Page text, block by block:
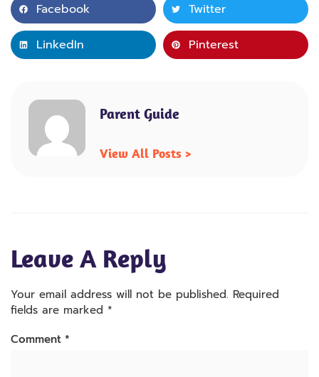
Facebook Twitter
LinkedIn Pinterest
Parent Guide
View All Posts >
Leave A Reply
Your email address will not be published. Required
fields are marked *
Comment *